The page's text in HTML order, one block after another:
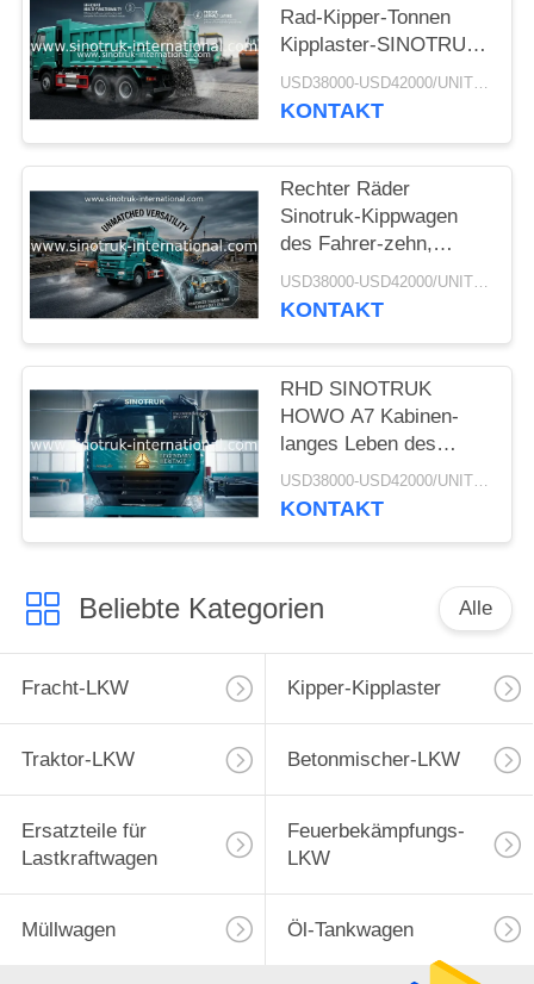
Rad-Kipper-Tonnen
Kipplaster-SINOTRUK
HOWO A7 für Bau
USD38000-USD42000/UNIT)negotiation MOQ:1 EINHEIT
KONTAKT
Rechter Räder
Sinotruk-Kippwagen
des Fahrer-zehn,
HochleistungskipplasterUSD38000-USD42000/UNIT)negotiation MOQ:1 EINHEIT
KONTAKT
RHD SINOTRUK
HOWO A7 Kabinen-
langes Leben des
Bergbau-Kipper-
Kipplaster-
USD38000-USD42000/UNIT)negotiation MOQ:1 EINHEIT
KONTAKT
Beliebte Kategorien Alle
Fracht-LKW Kipper-Kipplaster
Traktor-LKW Betonmischer-LKW
Ersatzteile für
Lastkraftwagen
Feuerbekämpfungs-
LKW
Müllwagen Öl-Tankwagen